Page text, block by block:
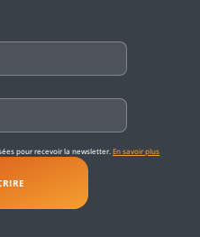
pour recevoir la newsletter.En savoir plus